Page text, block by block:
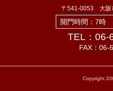
〒541-0053 大阪
開門時間：7時
TEL：06-
FAX：06-
Copyright